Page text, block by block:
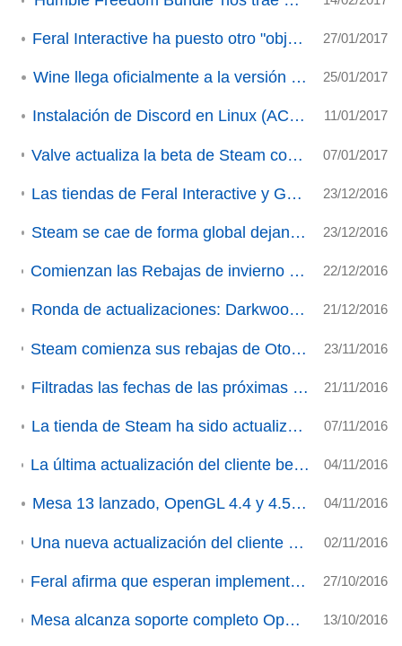
Feral Interactive ha puesto otro "objetivo" en su radar 27/01/2017
Wine llega oficialmente a la versión 2.0 25/01/2017
Instalación de Discord en Linux (ACTUALIZADO) 11/01/2017
Valve actualiza la beta de Steam con importantes mejoras 07/01/2017
Las tiendas de Feral Interactive y GOG también están de rebajas de invierno 23/12/2016
Steam se cae de forma global dejando sin servicio a sus usuarios 23/12/2016
Comienzan las Rebajas de invierno en Steam y las votaciones a los Premios Steam 2016 22/12/2016
Ronda de actualizaciones: Darkwood, Transport Fever, ArmA 3, XCOM 2 21/12/2016
Steam comienza sus rebajas de Otoño y convoca los primeros 'premios de Steam' de la Historia 23/11/2016
Filtradas las fechas de las próximas rebajas de Otoño e Invierno de Steam 21/11/2016
La tienda de Steam ha sido actualizada: Nuevo aspecto y opciones 07/11/2016
La última actualización del cliente beta de Steam soluciona las descargas y actualizaciones en Linux 04/11/2016
Mesa 13 lanzado, OpenGL 4.4 y 4.5 disponibles 04/11/2016
Una nueva actualización del cliente beta de Steam trae novedades importantes 02/11/2016
Feral afirma que esperan implementar Vulkan en la primera mitad del año que viene 27/10/2016
Mesa alcanza soporte completo OpenGL 4.4 para el driver Radeonsi de AMD e Intel 13/10/2016